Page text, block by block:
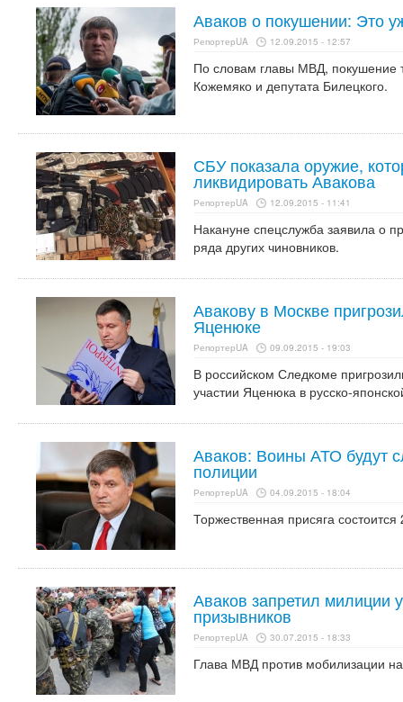
Аваков о покушении: Это
РепортерUA 12.09.2015 - 12:57
По словам главы МВД, покушение
Кожемяко и депутата Билецкого.
СБУ показала оружие,
ликвидировать Авакова
РепортерUA 12.09.2015 - 11:41
Накануне спецслужба заявила о
ряда других чиновников.
Авакову в Москве
Яценюке
РепортерUA 09.09.2015 - 19:03
В российском Следкоме
участии Яценюка в русско-
Аваков: Воины АТО будут
полиции
РепортерUA 04.09.2015 - 18:04
Торжественная присяга
Аваков запретил милиции
призывников
РепортерUA 30.07.2015 - 18:33
Глава МВД против мобилизации